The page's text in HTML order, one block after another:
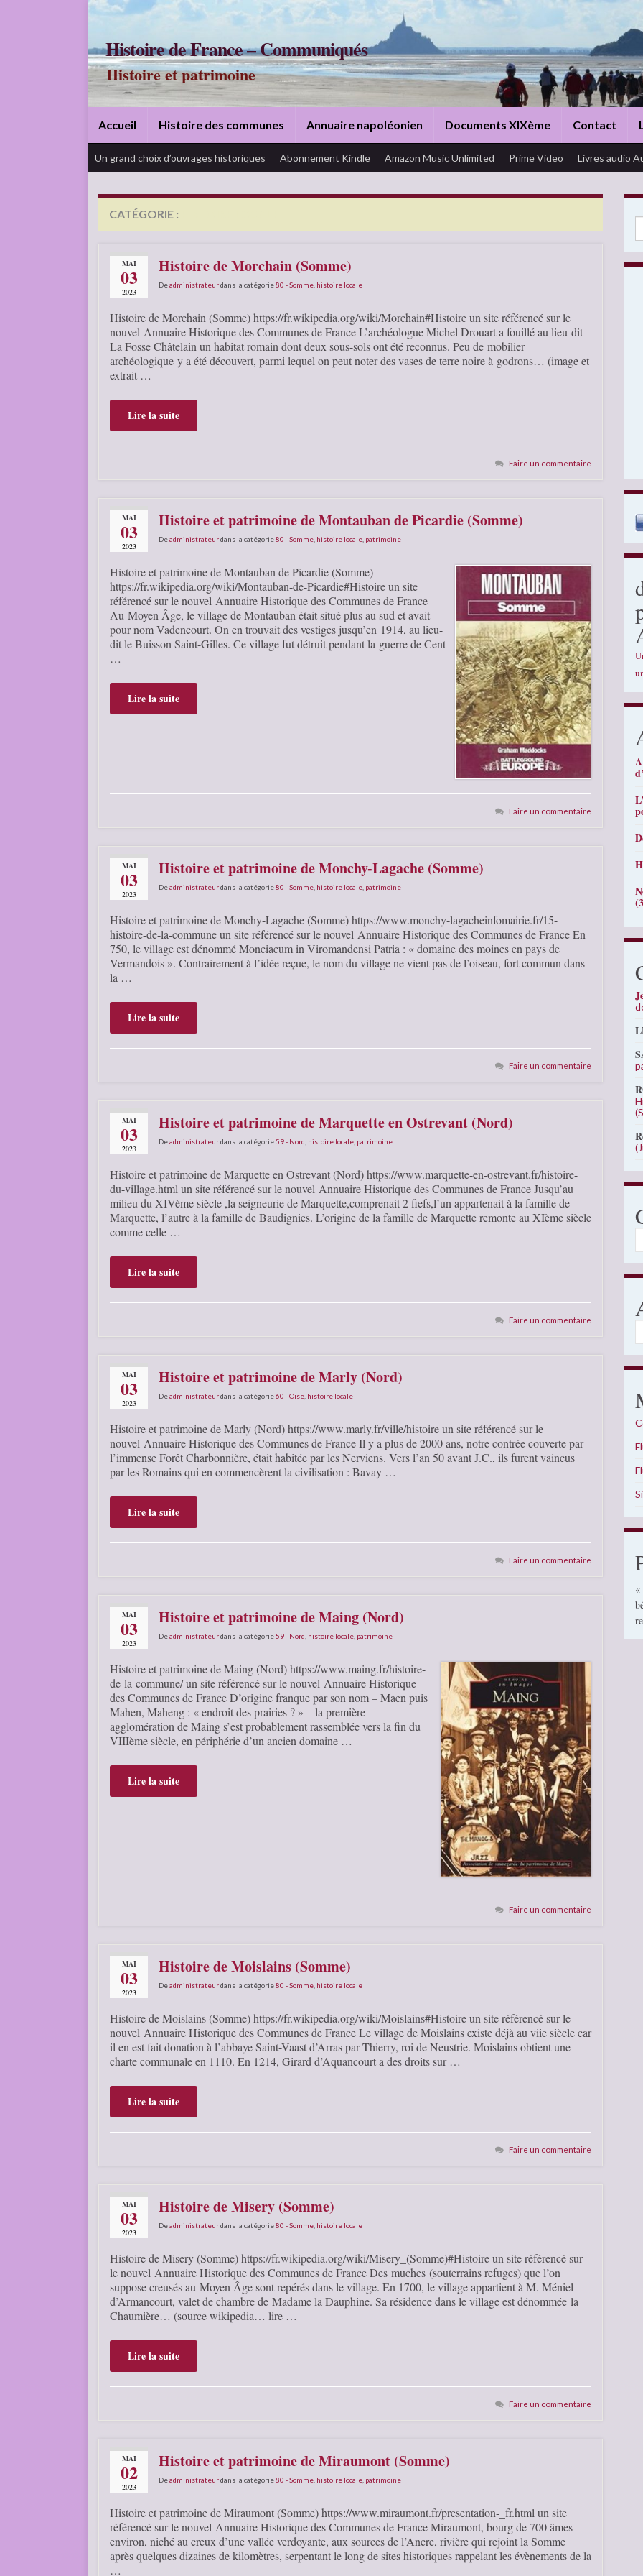
Histoire de France – Communiqués
Histoire et patrimoine
Accueil Histoire des communes Annuaire napoléonien Documents XIXème Contact
Un grand choix d’ouvrages historiques Abonnement Kindle Amazon Music Unlimited Prime Video Livres audio
CATÉGORIE :
MAI
03
2023
Histoire de Morchain (Somme)
Deadministrateurdans la catégorie80 - Somme histoire locale
Histoire de Morchain (Somme) https://fr.wikipedia.org/wiki/Morchain#Histoire un site référencé sur le
nouvel Annuaire Historique des Communes de France L’archéologue Michel Drouart a fouillé au lieu-dit
La Fosse Châtelain un habitat romain dont deux sous-sols ont été reconnus. Peu de mobilier
archéologique y a été découvert, parmi lequel on peut noter des vases de terre noire à godrons… (image et
extrait …
Lire la suite
Faire un commentaire
MAI
03
2023
Histoire et patrimoine de Montauban de Picardie (Somme)
Deadministrateurdans la catégorie80 - Somme histoire locale patrimoine
Histoire et patrimoine de Montauban de Picardie (Somme)
https://fr.wikipedia.org/wiki/Montauban-de-Picardie#Histoire un site
référencé sur le nouvel Annuaire Historique des Communes de France
Au Moyen Âge, le village de Montauban était situé plus au sud et avait
pour nom Vadencourt. On en trouvait des vestiges jusqu’en 1914, au lieu-
dit le Buisson Saint-Gilles. Ce village fut détruit pendant la guerre de Cent
…
Lire la suite
Faire un commentaire
MAI
03
2023
Histoire et patrimoine de Monchy-Lagache (Somme)
Deadministrateurdans la catégorie80 - Somme histoire locale patrimoine
Histoire et patrimoine de Monchy-Lagache (Somme) https://www.monchy-lagacheinfomairie.fr/15-
histoire-de-la-commune un site référencé sur le nouvel Annuaire Historique des Communes de France En
750, le village est dénommé Monciacum in Viromandensi Patria : « domaine des moines en pays de
Vermandois ». Contrairement à l’idée reçue, le nom du village ne vient pas de l’oiseau, fort commun dans
la …
Lire la suite
Faire un commentaire
MAI
03
2023
Histoire et patrimoine de Marquette en Ostrevant (Nord)
Deadministrateurdans la catégorie 59 - Nord histoire locale patrimoine
Histoire et patrimoine de Marquette en Ostrevant (Nord) https://www.marquette-en-ostrevant.fr/histoire-
du-village.html un site référencé sur le nouvel Annuaire Historique des Communes de France Jusqu’au
milieu du XIVème siècle ,la seigneurie de Marquette,comprenait 2 fiefs,l’un appartenait à la famille de
Marquette, l’autre à la famille de Baudignies. L’origine de la famille de Marquette remonte au XIème siècle
comme celle …
Lire la suite
Faire un commentaire
MAI
03
2023
Histoire et patrimoine de Marly (Nord)
Deadministrateurdans la catégorie60 - Oise histoire locale
Histoire et patrimoine de Marly (Nord) https://www.marly.fr/ville/histoire un site référencé sur le
nouvel Annuaire Historique des Communes de France Il y a plus de 2000 ans, notre contrée couverte par
l’immense Forêt Charbonnière, était habitée par les Nerviens. Vers l’an 50 avant J.C., ils furent vaincus
par les Romains qui en commencèrent la civilisation : Bavay …
Lire la suite
Faire un commentaire
MAI
03
2023
Histoire et patrimoine de Maing (Nord)
Deadministrateurdans la catégorie 59 - Nord histoire locale patrimoine
Histoire et patrimoine de Maing (Nord) https://www.maing.fr/histoire-
de-la-commune/ un site référencé sur le nouvel Annuaire Historique
des Communes de France D’origine franque par son nom – Maen puis
Mahen, Maheng : « endroit des prairies ? » – la première
agglomération de Maing s’est probablement rassemblée vers la fin du
VIIIème siècle, en périphérie d’un ancien domaine …
Lire la suite
Faire un commentaire
MAI
03
2023
Histoire de Moislains (Somme)
Deadministrateurdans la catégorie80 - Somme histoire locale
Histoire de Moislains (Somme) https://fr.wikipedia.org/wiki/Moislains#Histoire un site référencé sur le
nouvel Annuaire Historique des Communes de France Le village de Moislains existe déjà au viie siècle car
il en est fait donation à l’abbaye Saint-Vaast d’Arras par Thierry, roi de Neustrie. Moislains obtient une
charte communale en 1110. En 1214, Girard d’Aquancourt a des droits sur …
Lire la suite
Faire un commentaire
MAI
03
2023
Histoire de Misery (Somme)
Deadministrateurdans la catégorie80 - Somme histoire locale
Histoire de Misery (Somme) https://fr.wikipedia.org/wiki/Misery_(Somme)#Histoire un site référencé sur
le nouvel Annuaire Historique des Communes de France Des muches (souterrains refuges) que l’on
suppose creusés au Moyen Âge sont repérés dans le village. En 1700, le village appartient à M. Méniel
d’Armancourt, valet de chambre de Madame la Dauphine. Sa résidence dans le village est dénommée la
Chaumière… (source wikipedia… lire …
Lire la suite
Faire un commentaire
MAI
02
2023
Histoire et patrimoine de Miraumont (Somme)
Deadministrateurdans la catégorie80 - Somme histoire locale patrimoine
Histoire et patrimoine de Miraumont (Somme) https://www.miraumont.fr/presentation-_fr.html un site
référencé sur le nouvel Annuaire Historique des Communes de France Miraumont, bourg de 700 âmes
environ, niché au creux d’une vallée verdoyante, aux sources de l’Ancre, rivière qui rejoint la Somme
après quelques dizaines de kilomètres, serpentant le long de sites historiques rappelant les évènements de la
…